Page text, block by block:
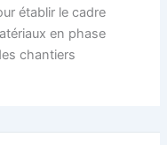
établir le cadre
en phase
chantiers